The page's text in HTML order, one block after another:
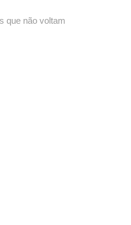
que não voltam